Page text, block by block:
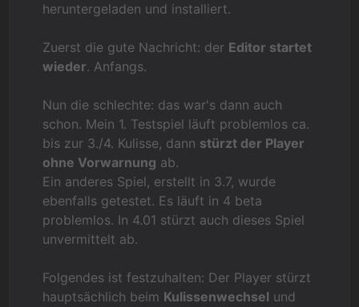
heruntergeladen und installiert.
Zuerst die gute Nachricht: der Editor startet
wieder. Anfangs.
Nun die schlechte: das war's dann auch
schon. Mein 1. Testspiel läuft problemlos ca.
bis zur 3./4. Kulisse, dann stürzt der Player
ohne Vorwarnung ab.
Ein anderes Spiel, erstellt in 3.7, wurde
ebenfalls getestet. Es läuft in 4 beta
problemlos. In 4.01 stürzt auch dieses Spiel
unvermittelt ab.
Folgendes ist festzuhalten: Der Player stürzt
hauptsächlich beim Kulissenwechsel und